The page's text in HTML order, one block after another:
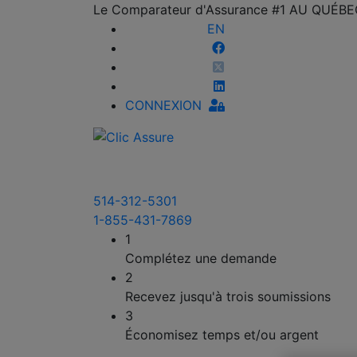
Le Comparateur d'Assurance #1 AU
EN
CONNEXION
514-312-5301
1-855-431-7869
1
Complétez une demande
2
Recevez jusqu'à trois soumissions
3
Économisez temps et/ou argent